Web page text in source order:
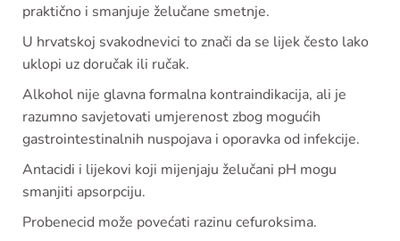
praktično i smanjuje želučane smetnje.
U hrvatskoj svakodnevici to znači da se lijek često lako
uklopi uz doručak ili ručak.
Alkohol nije glavna formalna kontraindikacija, ali je
razumno savjetovati umjerenost zbog mogućih
gastrointestinalnih nuspojava i oporavka od infekcije.
Antacidi i lijekovi koji mijenjaju želučani pH mogu
smanjiti apsorpciju.
Probenecid može povećati razinu cefuroksima.